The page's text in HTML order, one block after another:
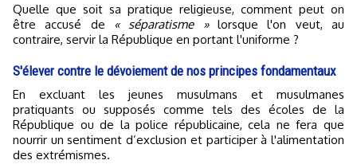
Quelle que soit sa pratique religieuse, comment peut on
être accusé de
« séparatisme »lorsque l'on veut, au
contraire, servir la République en portant l'uniforme ?
S'élever contre le dévoiement de nos principes fondamentaux
En excluant les jeunes musulmans et musulmanes
pratiquants ou supposés comme tels des écoles de la
République ou de la police républicaine, cela ne fera que
nourrir un sentiment d’exclusion et participer à l'alimentation
des extrémismes.